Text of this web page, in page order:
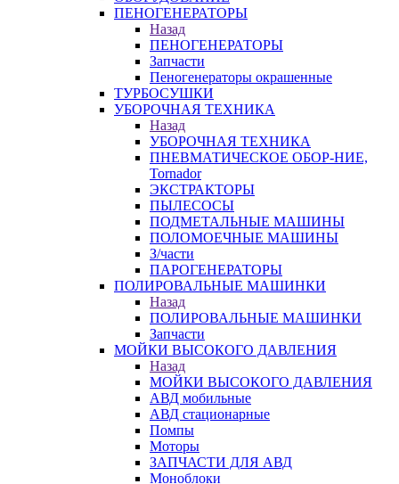
ПЕНОГЕНЕРАТОРЫ
Назад
ПЕНОГЕНЕРАТОРЫ
Запчасти
Пеногенераторы окрашенные
ТУРБОСУШКИ
УБОРОЧНАЯ ТЕХНИКА
Назад
УБОРОЧНАЯ ТЕХНИКА
ПНЕВМАТИЧЕСКОЕ ОБОР-НИЕ,
Tornador
ЭКСТРАКТОРЫ
ПЫЛЕСОСЫ
ПОДМЕТАЛЬНЫЕ МАШИНЫ
ПОЛОМОЕЧНЫЕ МАШИНЫ
З/части
ПАРОГЕНЕРАТОРЫ
ПОЛИРОВАЛЬНЫЕ МАШИНКИ
Назад
ПОЛИРОВАЛЬНЫЕ МАШИНКИ
Запчасти
МОЙКИ ВЫСОКОГО ДАВЛЕНИЯ
Назад
МОЙКИ ВЫСОКОГО ДАВЛЕНИЯ
АВД мобильные
АВД стационарные
Помпы
Моторы
ЗАПЧАСТИ ДЛЯ АВД
Моноблоки